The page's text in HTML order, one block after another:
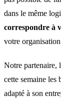
dans le même
correspondre à
votre
Notre partenaire,
cette semaine les
adapté à son